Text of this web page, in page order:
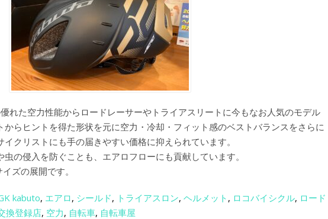
れた空力性能からロードレーサーやトライアスリートに今もなお人気のモデル
らヒントを得た形状を元に空力・冷却・フィット感のベストバランスをさらに
クリストにも手の届きやすい価格に抑えられています。
の侵入を防ぐことも、エアロフローにも貢献しています。
ズの展開です。
kabuto, エアロ, シールド, トライアスロン, ヘルメット , ロコバイシクル, ロード
換登録店, 空力, 自転車, 自転車屋